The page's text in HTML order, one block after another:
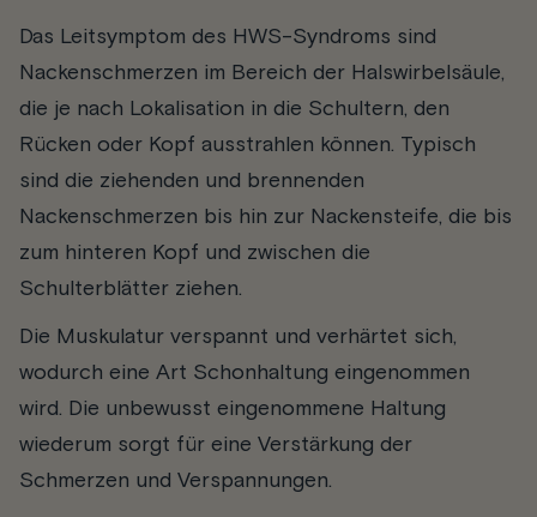
Das Leitsymptom des HWS-Syndroms sind
Nackenschmerzen im Bereich der Halswirbelsäule,
die je nach Lokalisation in die Schultern, den
Rücken oder Kopf ausstrahlen können. Typisch
sind die ziehenden und brennenden
Nackenschmerzen bis hin zur Nackensteife, die bis
zum hinteren Kopf und zwischen die
Schulterblätter ziehen.
Die Muskulatur verspannt und verhärtet sich,
wodurch eine Art Schonhaltung eingenommen
wird. Die unbewusst eingenommene Haltung
wiederum sorgt für eine Verstärkung der
Schmerzen und Verspannungen.